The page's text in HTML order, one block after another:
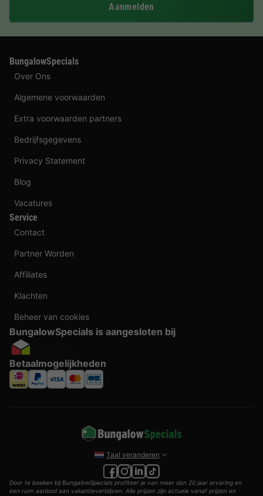
Aanmelden
BungalowSpecials
Over Ons
Algemene voorwaarden
Extra voorwaarden partners
Bedrijfsgegevens
Privacy Statement
Blog
Vacatures
Service
Contact
Partner Worden
Affiliates
Klachten
Beheer van cookies
BungalowSpecials is aangesloten bij
Betaalmogelijkheden
Taal veranderen
Door te boeken bij BungalowSpecials profiteer je van meer dan 20 jaar ervaring en
een ruim aanbod aan vakantieverblijven. Alle prijzen zijn actuele vanaf prijzen en